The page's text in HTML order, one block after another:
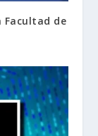
Facultad de